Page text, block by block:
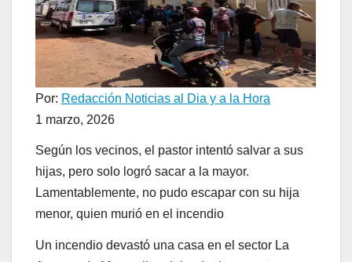
Por: Redacción Noticias al Dia y a la Hora
1 marzo, 2026
Según los vecinos, el pastor intentó salvar a sus
hijas, pero solo logró sacar a la mayor.
Lamentablemente, no pudo escapar con su hija
menor, quien murió en el incendio
Un incendio devastó una casa en el sector La